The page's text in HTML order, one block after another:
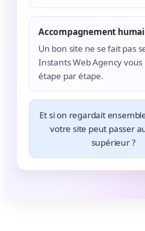
Accompagnement
Un bon site ne se fait pas
Instants Web Agency vous
étape par étape.
Et si on regardait
votre site peut passer
supérieur ?